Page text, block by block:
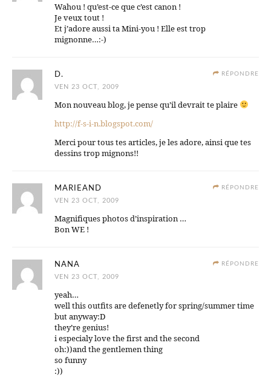
Wahou ! qu’est-ce que c’est canon !
Je veux tout !
Et j’adore aussi ta Mini-you ! Elle est trop
mignonne…:-)
RÉPONDRE
D.
VEN 23 OCT, 2009
Mon nouveau blog, je pense qu’il devrait te plaire
http://f-s-i-n.blogspot.com/
Merci pour tous tes articles, je les adore, ainsi que tes
dessins trop mignons!!
RÉPONDRE
MARIEAND
VEN 23 OCT, 2009
Magnifiques photos d’inspiration …
Bon WE !
RÉPONDRE
NANA
VEN 23 OCT, 2009
yeah…
well this outfits are defenetly for spring/summer time
but anyway:D
they’re genius!
i especialy love the first and the second
oh:))and the gentlemen thing
so funny
:))